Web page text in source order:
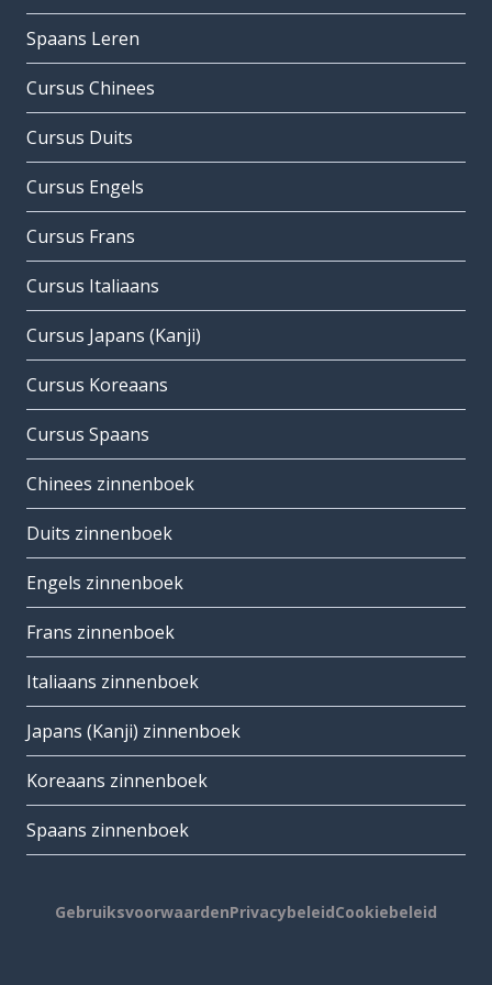
Spaans Leren
Cursus Chinees
Cursus Duits
Cursus Engels
Cursus Frans
Cursus Italiaans
Cursus Japans (Kanji)
Cursus Koreaans
Cursus Spaans
Chinees zinnenboek
Duits zinnenboek
Engels zinnenboek
Frans zinnenboek
Italiaans zinnenboek
Japans (Kanji) zinnenboek
Koreaans zinnenboek
Spaans zinnenboek
GebruiksvoorwaardenPrivacybeleidCookiebeleid